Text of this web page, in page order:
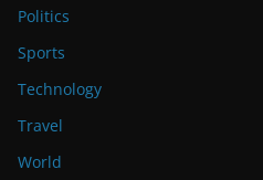
Politics
Sports
Technology
Travel
World